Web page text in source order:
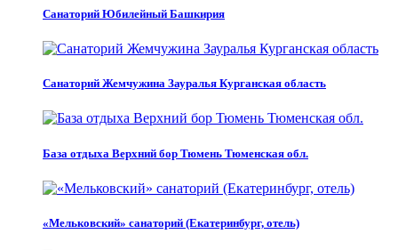
Санаторий Юбилейный Башкирия
Санаторий Жемчужина Зауралья Курганская область
База отдыха Верхний бор Тюмень Тюменская обл.
«Мельковский» санаторий (Екатеринбург, отель)